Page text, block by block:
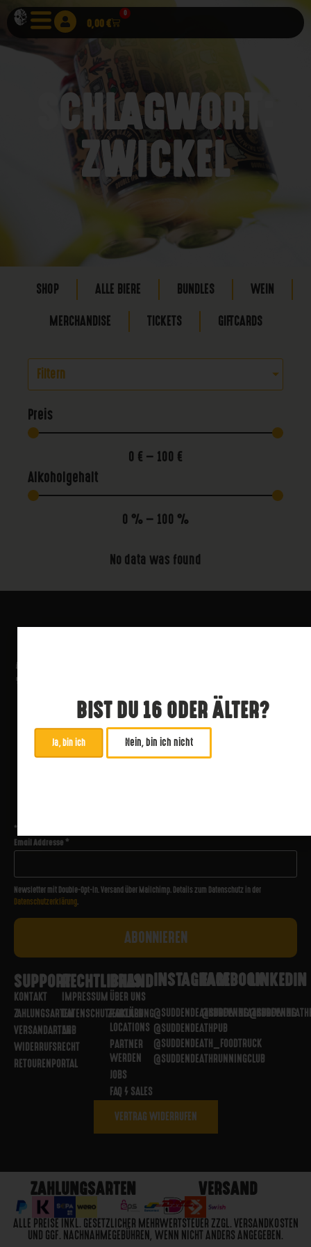
0,00€
0
SCHLAGWORT:
ZWICKEL
SHOP ALLE BIERE BUNDLES WEIN
MERCHANDISE TICKETS GIFTCARDS
Filtern
Preis
0 € — 100 €
Alkoholgehalt
0 % — 100 %
No data was found
*
Email Addresse*
Newsletter mit Double-Opt-In. Versand über Mailchimp. Details zum Datenschutz in der
Datenschutzerklärung.
SUPPORT
KONTAKT
ZAHLUNGSARTEN
VERSANDARTEN
WIDERRUFSRECHT
RETOURENPORTAL
RECHTLICHES
IMPRESSUM
DATENSCHUTZERKLÄRUNG
AGB
BRAND
ÜBER UNS
PARTNER
LOCATIONS
PARTNER
WERDEN
JOBS
FAQ / SALES
INSTAGRAM
@SUDDENDEATHBREWING
@SUDDENDEATHPUB
@SUDDENDEATH_FOODTRUCK
@SUDDENDEATHRUNNINGCLUB
FACEBOOK
@SUDDENDEATHBREWING
LINKEDIN
VERTRAG WIDERRUFEN
ZAHLUNGSARTEN VERSAND
ALLE PREISE INKL. GESETZLICHER MEHRWERTSTEUER ZZGL. VERSANDKOSTEN
UND GGF. NACHNAHMEGEBÜHREN, WENN NICHT ANDERS ANGEGEBEN.
BIST DU 16 ODER ÄLTER?
Ja, bin ich Nein, bin ich nicht